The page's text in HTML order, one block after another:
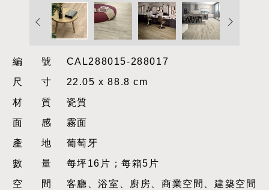
編號CAL288015-288017
尺寸22.05 x 88.8 cm
材質瓷質
面感霧面
產地葡萄牙
數量每坪16片；每箱5片
空間客廳、浴室、廚房、商業空間、建築空間